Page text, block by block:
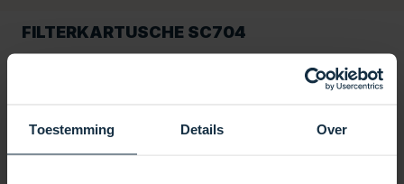
Toestemming Details Over
FILTERKARTUSCHE SC704
Dieser Filter hat einen Außendurchmesser von
einen effizienten Betrieb in Ihrem Spa-System. Die
54 mm großen Öffnungen an der Ober- und